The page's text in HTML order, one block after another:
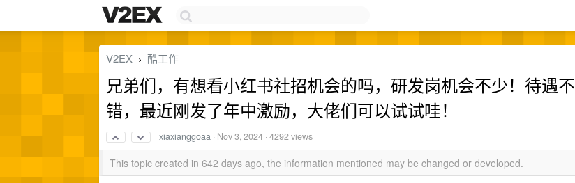
V2EX › 酷工作
兄弟们，有想看小红书社招机会的吗，研发岗机会不少！待遇不
错，最近刚发了年中激励，大佬们可以试试哇！
xiaxianggoaa · Nov 3, 2024 · 4292 views
This topic created in 642 days ago, the information mentioned may be changed or developed.